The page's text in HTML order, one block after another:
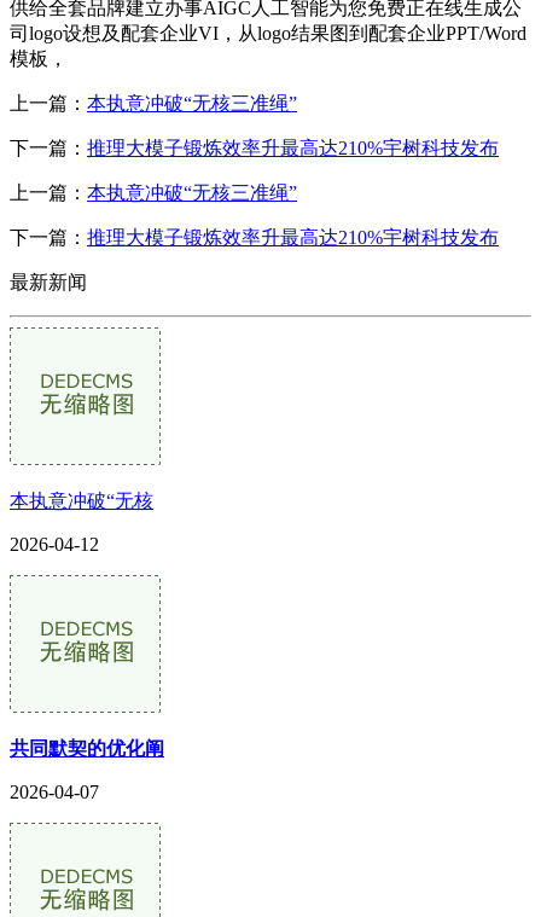
供给全套品牌建立办事AIGC人工智能为您免费正在线生成公
司logo设想及配套企业VI，从logo结果图到配套企业PPT/Word
模板，
上一篇： 本执意冲破“无核三准绳”
下一篇： 推理大模子锻炼效率升最高达210%宇树科技发布
上一篇： 本执意冲破“无核三准绳”
下一篇： 推理大模子锻炼效率升最高达210%宇树科技发布
最新新闻
本执意冲破“无核
2026-04-12
共同默契的优化阐
2026-04-07